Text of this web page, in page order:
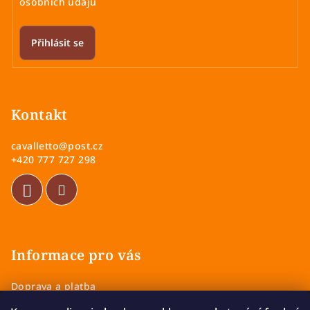
i
Přihlásit se
Kontakt
cavalletto@post.cz
+420 777 727 298
Informace pro vás
Doprava a platba